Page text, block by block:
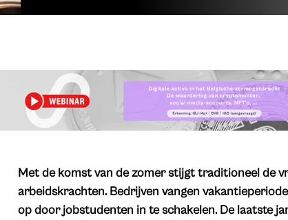
Met de komst van de zomer stijgt traditioneel de
arbeidskrachten. Bedrijven vangen
op door jobstudenten in te schakelen. De laatste